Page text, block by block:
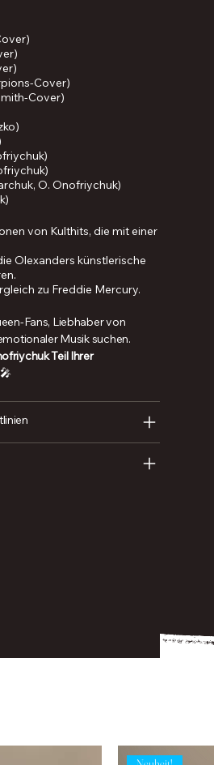
Cover)
Cover)
O. Onofriychuk)
von Kulthits, die mit einer
Olexanders künstlerische
zu Freddie Mercury.
Fans, Liebhaber von
Musik suchen.
Teil Ihrer